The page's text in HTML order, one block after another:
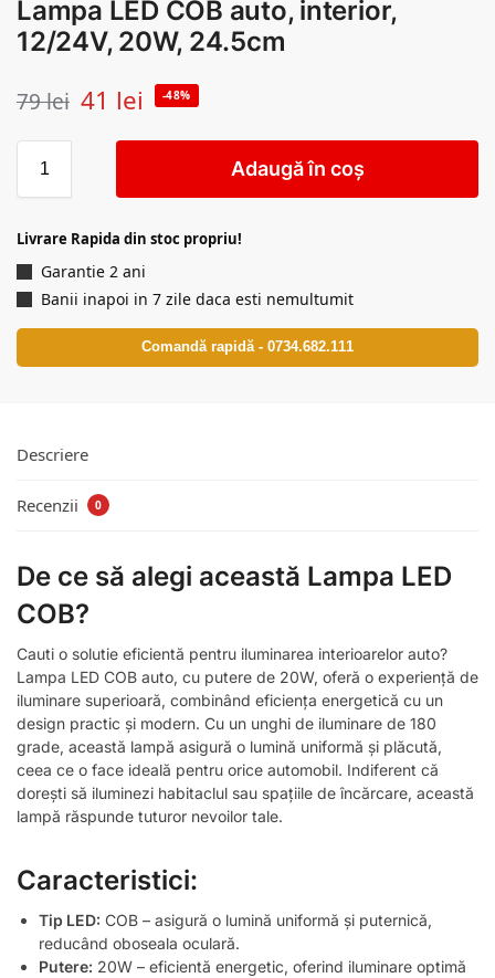
Lampa LED COB auto, interior,
12/24V, 20W, 24.5cm
79lei 41 lei -48%
Adaugă în coș
Livrare Rapida din stoc propriu!
Garantie 2 ani
Banii inapoi in 7 zile daca esti nemultumit
Comandă rapidă - 0734.682.111
Descriere
Recenzii 0
De ce să alegi această Lampa LED
COB?
Cauti o solutie eficientă pentru iluminarea interioarelor auto?
Lampa LED COB auto, cu putere de 20W, oferă o experiență de
iluminare superioară, combinând eficiența energetică cu un
design practic și modern. Cu un unghi de iluminare de 180
grade, această lampă asigură o lumină uniformă și plăcută,
ceea ce o face ideală pentru orice automobil. Indiferent că
dorești să iluminezi habitaclul sau spațiile de încărcare, această
lampă răspunde tuturor nevoilor tale.
Caracteristici:
Tip LED: COB – asigură o lumină uniformă și puternică,
reducând oboseala oculară.
Putere: 20W – eficientă energetic, oferind iluminare optimă